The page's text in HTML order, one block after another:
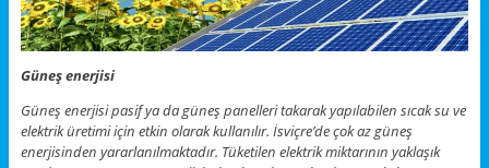
Güneş enerjisi
Güneş enerjisi pasif ya da güneş panelleri takarak yapılabilen sıcak su ve
elektrik üretimi için etkin olarak kullanılır. İsviçre’de çok az güneş
enerjisinden yararlanılmaktadır. Tüketilen elektrik miktarının yaklaşık